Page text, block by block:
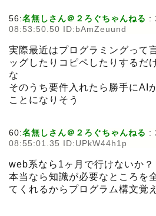
56:名無しさん＠２ろぐちゃんねる :
08:53:50.50 ID:bAmZeuund
実際最近はプログラミングって
ッグしたりコピペしたりするだ
な
そのうち要件入れたら勝手にAI
ことになりそう
60:名無しさん＠２ろぐちゃんねる :
08:55:01.35 ID:UPkW44h1p
web系なら1ヶ月で行けないか？
本当なら知識が必要なところを
てくれるからプログラム構文覚